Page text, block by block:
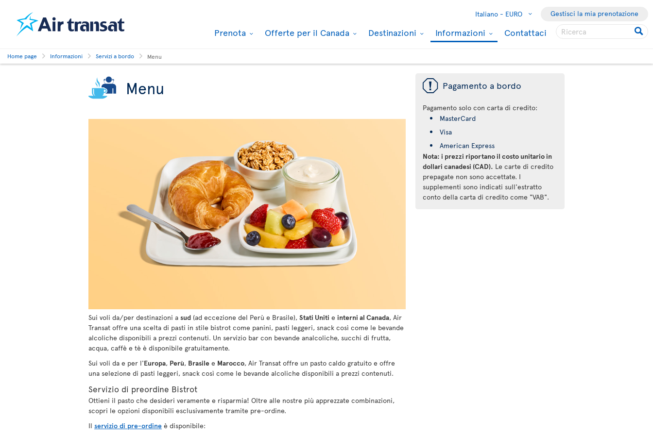
Italiano - EURO Gestisci la mia prenotazione
Prenota Offerte per il Canada Destinazioni Informazioni Contattaci
Home page Informazioni Servizi a bordo Menu
Menu
Sui voli da/per destinazioni a sud (ad eccezione del Perù e Brasile), Stati Uniti e interni al Canada, Air
Transat offre una scelta di pasti in stile bistrot come panini, pasti leggeri, snack così come le bevande
alcoliche disponibili a prezzi contenuti. Un servizio bar con bevande analcoliche, succhi di frutta,
acqua, caffè e tè è disponibile gratuitamente.
Sui voli da e per l'Europa, Perù, Brasile e Marocco, Air Transat offre un pasto caldo gratuito e offre
una selezione di pasti leggeri, snack così come le bevande alcoliche disponibili a prezzi contenuti.
Servizio di preordine Bistrot
Ottieni il pasto che desideri veramente e risparmia! Oltre alle nostre più apprezzate combinazioni,
scopri le opzioni disponibili esclusivamente tramite pre-ordine.
Il servizio di pre-ordine è disponibile:
ü Pagamento a bordo
Pagamento solo con carta di credito:
MasterCard
Visa
American Express
Nota: i prezzi riportano il costo unitario in
dollari canadesi (CAD). Le carte di credito
prepagate non sono accettate. I
supplementi sono indicati sull'estratto
conto della carta di credito come "VAB".